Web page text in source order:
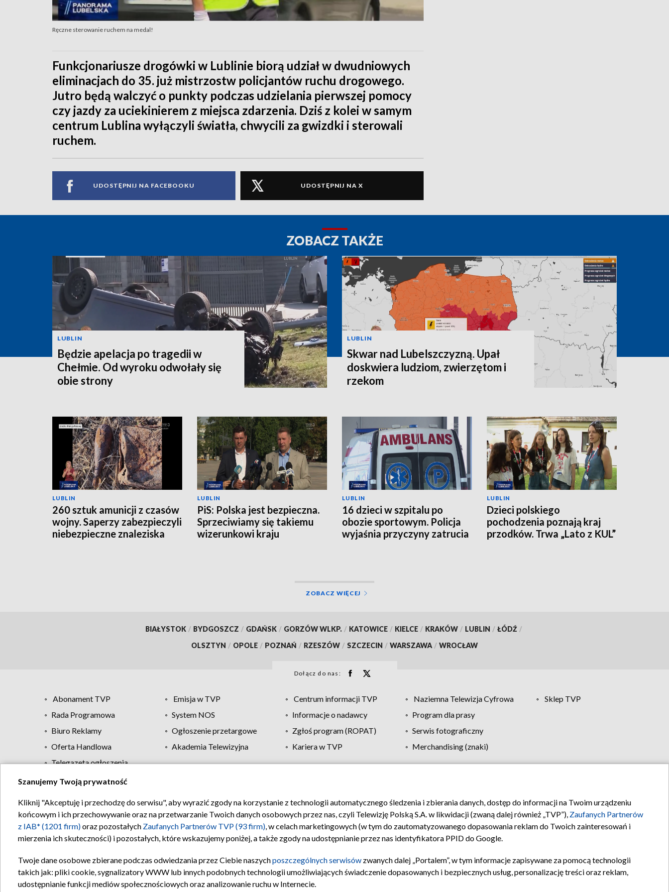
Ręczne sterowanie ruchem na medal!
Funkcjonariusze drogówki w Lublinie biorą udział w dwudniowych
eliminacjach do 35. już mistrzostw policjantów ruchu drogowego.
Jutro będą walczyć o punkty podczas udzielania pierwszej pomocy
czy jazdy za uciekinierem z miejsca zdarzenia. Dziś z kolei w samym
centrum Lublina wyłączyli światła, chwycili za gwizdki i sterowali
ruchem.
UDOSTĘPNIJ NA FACEBOOKU UDOSTĘPNIJ NA X
ZOBACZ TAKŻE
LUBLIN
Będzie apelacja po tragedii w
Chełmie. Od wyroku odwołały się
obie strony
LUBLIN
Skwar nad Lubelszczyzną. Upał
doskwiera ludziom, zwierzętom i
rzekom
LUBLIN
260 sztuk amunicji z czasów
wojny. Saperzy zabezpieczyli
niebezpieczne znaleziska
LUBLIN
PiS: Polska jest bezpieczna.
Sprzeciwiamy się takiemu
wizerunkowi kraju
LUBLIN
16 dzieci w szpitalu po
obozie sportowym. Policja
wyjaśnia przyczyny zatrucia
LUBLIN
Dzieci polskiego
pochodzenia poznają kraj
przodków. Trwa „Lato z KUL”
ZOBACZ WIĘCEJ
BIAŁYSTOK / BYDGOSZCZ / GDAŃSK / GORZÓW WLKP. / KATOWICE / KIELCE / KRAKÓW / LUBLIN / ŁÓDŹ /
OLSZTYN / OPOLE / POZNAŃ / RZESZÓW / SZCZECIN / WARSZAWA / WROCŁAW
Dołącz do nas:
Abonament TVP Emisja w TVP Centrum informacji TVP Naziemna Telewizja Cyfrowa
Sklep TVP
Rada Programowa
System NOS Informacje o nadawcy
Program dla prasy
Biuro Reklamy
Ogłoszenie przetargowe Zgłoś program (ROPAT)
Serwis fotograficzny
Oferta Handlowa
Akademia Telewizyjna Kariera w TVP
Merchandising (znaki)
Telegazeta ogłoszenia
Regulamin TVP Polityka prywatności Moje zgody Pomoc Biuro reklamy Kontakt
Szanujemy Twoją prywatność
Kliknij "Akceptuję i przechodzę do serwisu", aby wyrazić zgody na korzystanie z technologii automatycznego śledzenia i zbierania danych, dostęp do informacji na Twoim urządzeniu
końcowym i ich przechowywanie oraz na przetwarzanie Twoich danych osobowych przez nas, czyli Telewizję Polską S.A. w likwidacji (zwaną dalej również „TVP”), Zaufanych Partnerów
z IAB* (1201 firm)oraz pozostałych Zaufanych Partnerów TVP (93 firm), w celach marketingowych (w tym do zautomatyzowanego dopasowania reklam do Twoich zainteresowań i
mierzenia ich skuteczności) i pozostałych, które wskazujemy poniżej, a także zgody na udostępnianie przez nas identyfikatora PPID do Google.
Twoje dane osobowe zbierane podczas odwiedzania przez Ciebie naszychposzczególnych serwisów zwanych dalej „Portalem”, w tym informacje zapisywane za pomocą technologii
takich jak: pliki cookie, sygnalizatory WWW lub innych podobnych technologii umożliwiających świadczenie dopasowanych i bezpiecznych usług, personalizację treści oraz reklam,
udostępnianie funkcji mediów społecznościowych oraz analizowanie ruchu w Internecie.